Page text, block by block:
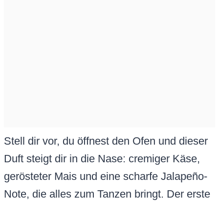
Stell dir vor, du öffnest den Ofen und dieser
Duft steigt dir in die Nase: cremiger Käse,
gerösteter Mais und eine scharfe Jalapeño-
Note, die alles zum Tanzen bringt. Der erste